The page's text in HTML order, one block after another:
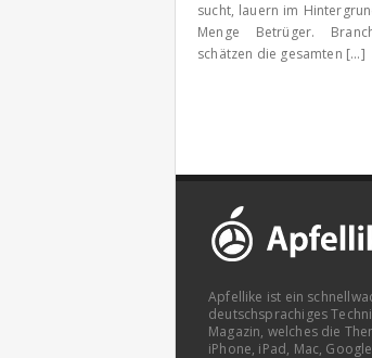
sucht, lauern im
Menge Betrüger.
schätzen die gesamten [...]
Apfellike ist ein
deutschsprachiges
Magazin, welches die
iPhone, iPad, Mac,